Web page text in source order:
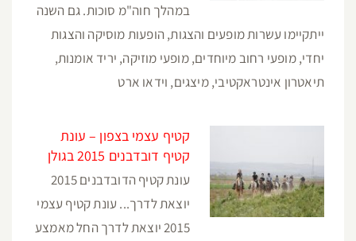
במהלך חוה"מ סוכות. גם השנה
ייתקיימו עשרות מופעים והצגות, הופעות מוסיקה והצגות
יחדי, מופעי רחוב מיוחדים, מופעי מוזיקה, יריד אומנות,
תיאטרון אינטראקטיבי, מיצגים, וידאו ארט
קטיף עצמי בצפון – עונת
קטיף דובדבנים 2015 בגולן
עונת קטיף הדובדבנים 2015
יוצאת לדרך... עונת קטיף עצמי
2015 יוצאת לדרך החל מאמצע